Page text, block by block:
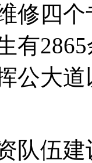
修四
有
公大
队伍